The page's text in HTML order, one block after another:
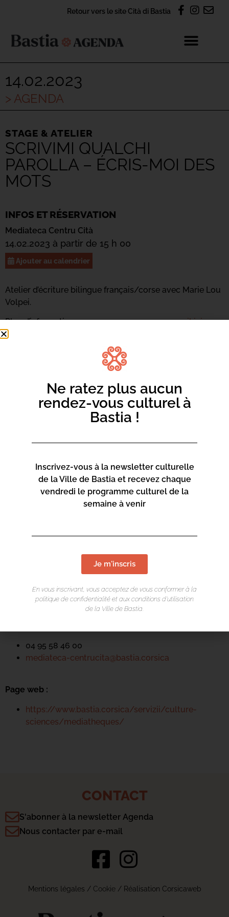
Retour vers le site Cità di Bastia
14.02.2023
> AGENDA
STAGE & ATELIER
SCRIVIMI QUALCHI
PAROLLA – ÉCRIS-MOI DES
MOTS
INFOS ET RÉSERVATION
Mediateca Centru Cità
14.02.2023 à partir de 15 h 00
Ajouter au calendrier
Atelier d’écriture bilingue français/corse avec Marie Lou
Volpei.
Plus d’informations au 04 95 47 47 17 oupar mail ici.
Rue Favalelli
20200 Bastia
04 95 58 46 00
mediateca-centrucita@bastia.corsica
Page web :
https://www.bastia.corsica/servizii/culture-
sciences/mediatheques/
CONTACT
S'abonner à la newsletter Agenda
Nous contacter par e-mail
Mentions légales / Cookie/ Réalisation Corsicaweb
Ne ratez plus aucun
rendez-vous culturel à
Bastia !
Inscrivez-vous à la newsletter culturelle
de la Ville de Bastia et recevez chaque
vendredi le programme culturel de la
semaine à venir
Je m'inscris
En vous inscrivant, vous acceptez de vous conformer à la
politique de confidentialité et aux conditions d’utilisation
de la Ville de Bastia.